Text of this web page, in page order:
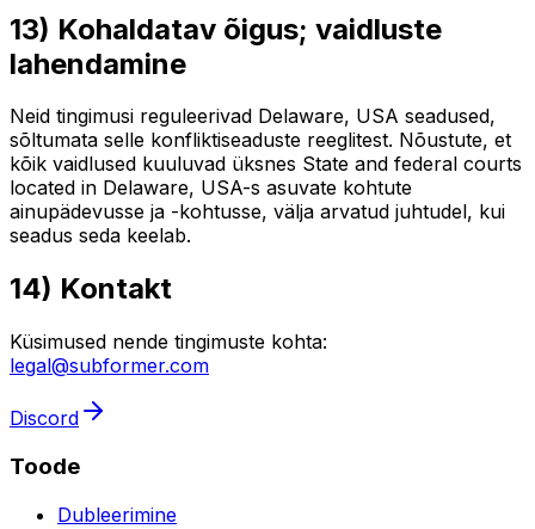
13) Kohaldatav õigus; vaidluste
lahendamine
Neid tingimusi reguleerivad Delaware, USA seadused,
sõltumata selle konfliktiseaduste reeglitest. Nõustute, et
kõik vaidlused kuuluvad üksnes State and federal courts
located in Delaware, USA-s asuvate kohtute
ainupädevusse ja -kohtusse, välja arvatud juhtudel, kui
seadus seda keelab.
14) Kontakt
Küsimused nende tingimuste kohta:
legal@subformer.com
Discord
Toode
Dubleerimine